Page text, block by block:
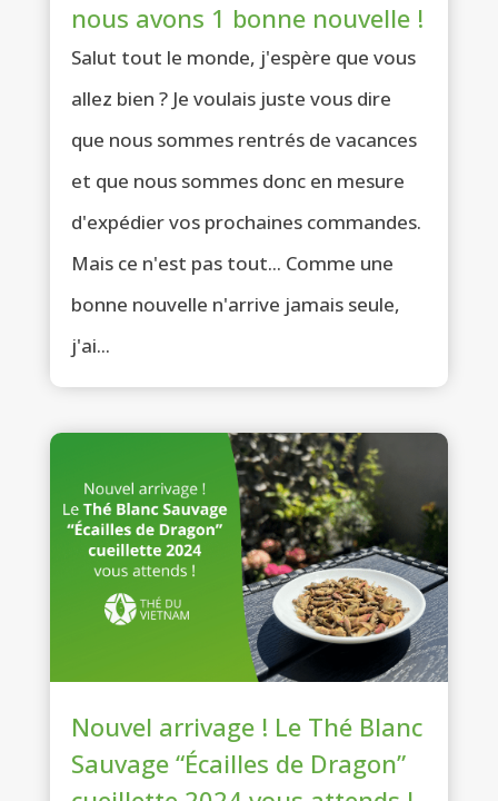
nous avons 1 bonne nouvelle !
Salut tout le monde, j'espère que vous
allez bien ? Je voulais juste vous dire
que nous sommes rentrés de vacances
et que nous sommes donc en mesure
d'expédier vos prochaines commandes.
Mais ce n'est pas tout... Comme une
bonne nouvelle n'arrive jamais seule,
j'ai...
Nouvel arrivage ! Le Thé Blanc
Sauvage “Écailles de Dragon”